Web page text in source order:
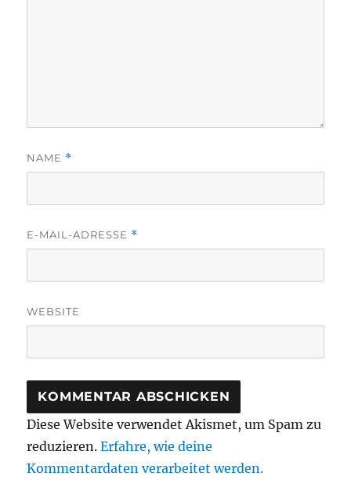
NAME *
E-MAIL-ADRESSE *
WEBSITE
Diese Website verwendet Akismet, um Spam zu
reduzieren.Erfahre, wie deine
Kommentardaten verarbeitet werden.